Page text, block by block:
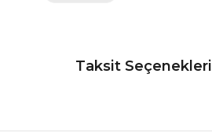
Taksit Seçenekleri